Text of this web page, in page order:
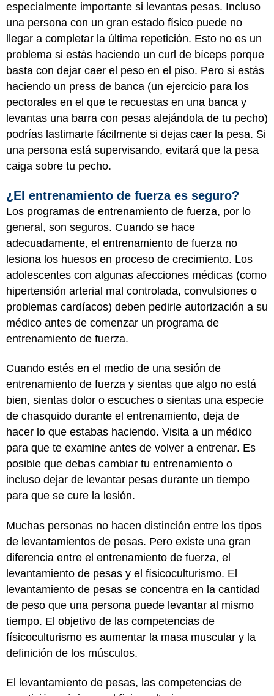
especialmente importante si levantas pesas. Incluso
una persona con un gran estado físico puede no
llegar a completar la última repetición. Esto no es un
problema si estás haciendo un curl de bíceps porque
basta con dejar caer el peso en el piso. Pero si estás
haciendo un press de banca (un ejercicio para los
pectorales en el que te recuestas en una banca y
levantas una barra con pesas alejándola de tu pecho)
podrías lastimarte fácilmente si dejas caer la pesa. Si
una persona está supervisando, evitará que la pesa
caiga sobre tu pecho.
¿El entrenamiento de fuerza es seguro?
Los programas de entrenamiento de fuerza, por lo
general, son seguros. Cuando se hace
adecuadamente, el entrenamiento de fuerza no
lesiona los huesos en proceso de crecimiento. Los
adolescentes con algunas afecciones médicas (como
hipertensión arterial mal controlada, convulsiones o
problemas cardíacos) deben pedirle autorización a su
médico antes de comenzar un programa de
entrenamiento de fuerza.
Cuando estés en el medio de una sesión de
entrenamiento de fuerza y sientas que algo no está
bien, sientas dolor o escuches o sientas una especie
de chasquido durante el entrenamiento, deja de
hacer lo que estabas haciendo. Visita a un médico
para que te examine antes de volver a entrenar. Es
posible que debas cambiar tu entrenamiento o
incluso dejar de levantar pesas durante un tiempo
para que se cure la lesión.
Muchas personas no hacen distinción entre los tipos
de levantamientos de pesas. Pero existe una gran
diferencia entre el entrenamiento de fuerza, el
levantamiento de pesas y el físicoculturismo. El
levantamiento de pesas se concentra en la cantidad
de peso que una persona puede levantar al mismo
tiempo. El objetivo de las competencias de
físicoculturismo es aumentar la masa muscular y la
definición de los músculos.
El levantamiento de pesas, las competencias de